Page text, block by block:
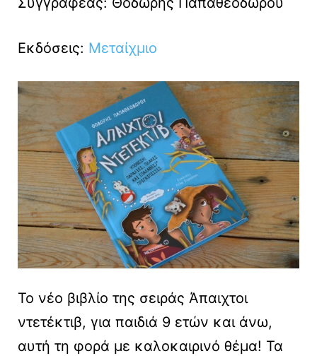
Εκδόσεις: Μεταίχμιο
Το νέο βιβλίο της σειράς Άπαιχτοι
ντετέκτιβ, για παιδιά 9 ετών και άνω,
αυτή τη φορά με καλοκαιρινό θέμα! Τα